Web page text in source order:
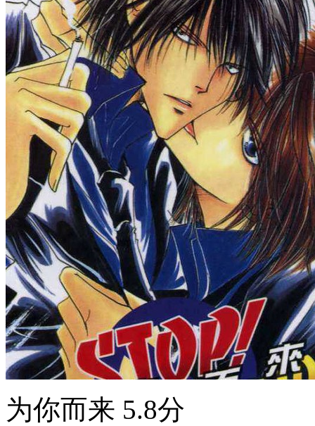
为你而来 5.8分